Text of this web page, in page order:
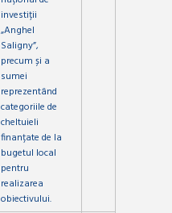
investiții
„Anghel
Saligny”,
precum și a
sumei
reprezentând
categoriile de
cheltuieli
finanțate de la
bugetul local
pentru
realizarea
obiectivului.